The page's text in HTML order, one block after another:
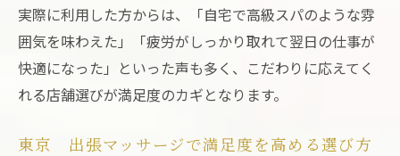
実際に利用した方からは、「自宅で高級スパのような雰
囲気を味わえた」「疲労がしっかり取れて翌日の仕事が
快適になった」といった声も多く、こだわりに応えてく
れる店舗選びが満足度のカギとなります。
東京 出張マッサージで満足度を高める選び方